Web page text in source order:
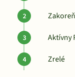
Aktívny
Zrelé